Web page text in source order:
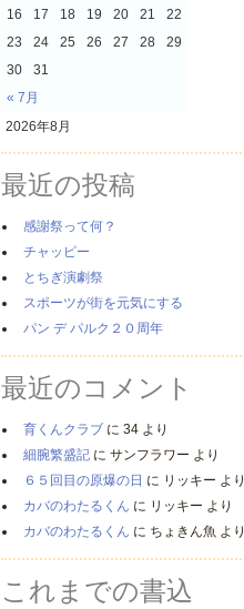
2026年8月
« 7月
16
17 18 19 20 21
22
23
24 25 26 27 28
29
30
31
最近の投稿
感謝祭って何？
チャッピー
とちぎ演劇祭
スポーツが街を元気にする
パン デ パルク２０周年
最近のコメント
育くんクラブ に 34 より
細腕繁盛記 に サンフラワー より
６５回目の原爆の日 に リッキー より
カバのわたるくん に リッキー より
カバのわたるくん に ちょきん魚 より
これまでの書込